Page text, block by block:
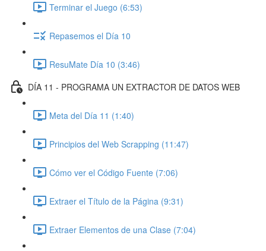
Terminar el Juego (6:53)
Repasemos el Día 10
ResuMate Día 10 (3:46)
DÍA 11 - PROGRAMA UN EXTRACTOR DE DATOS WEB
Meta del Día 11 (1:40)
Principios del Web Scrapping (11:47)
Cómo ver el Código Fuente (7:06)
Extraer el Título de la Página (9:31)
Extraer Elementos de una Clase (7:04)